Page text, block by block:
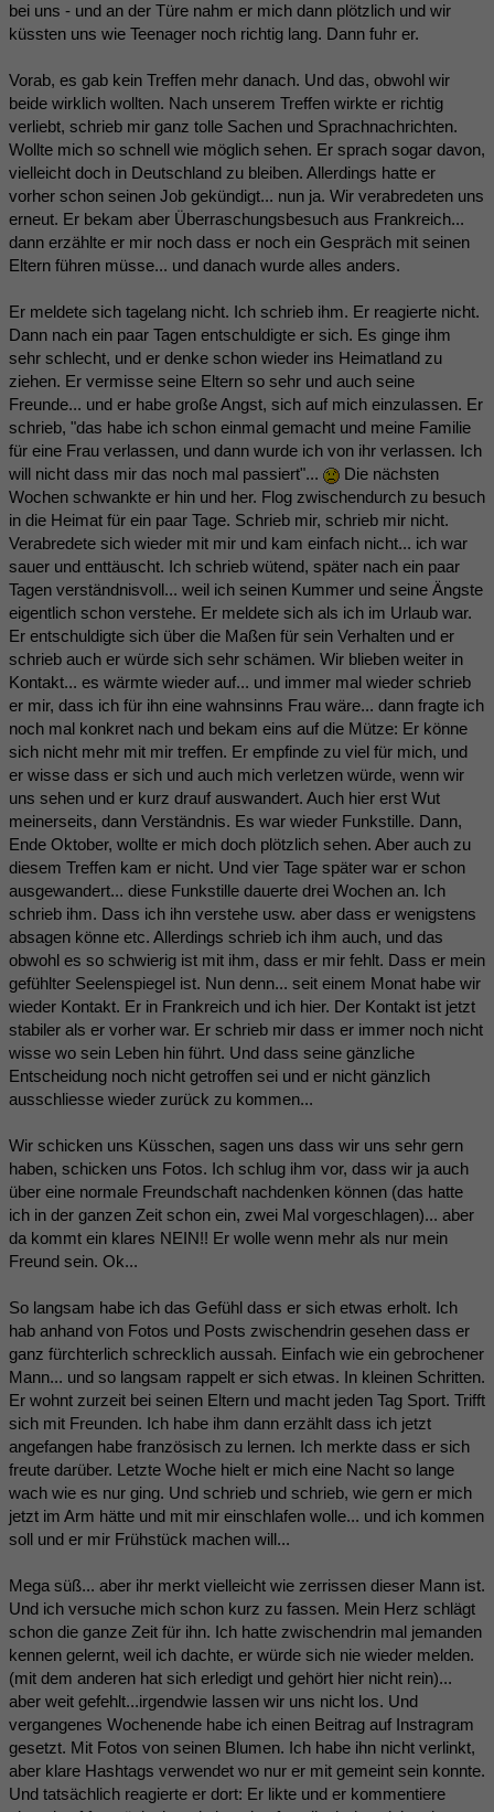
bei uns - und an der Türe nahm er mich dann plötzlich und wir
küssten uns wie Teenager noch richtig lang. Dann fuhr er.
Vorab, es gab kein Treffen mehr danach. Und das, obwohl wir
beide wirklich wollten. Nach unserem Treffen wirkte er richtig
verliebt, schrieb mir ganz tolle Sachen und Sprachnachrichten.
Wollte mich so schnell wie möglich sehen. Er sprach sogar davon,
vielleicht doch in Deutschland zu bleiben. Allerdings hatte er
vorher schon seinen Job gekündigt... nun ja. Wir verabredeten uns
erneut. Er bekam aber Überraschungsbesuch aus Frankreich...
dann erzählte er mir noch dass er noch ein Gespräch mit seinen
Eltern führen müsse... und danach wurde alles anders.
Er meldete sich tagelang nicht. Ich schrieb ihm. Er reagierte nicht.
Dann nach ein paar Tagen entschuldigte er sich. Es ginge ihm
sehr schlecht, und er denke schon wieder ins Heimatland zu
ziehen. Er vermisse seine Eltern so sehr und auch seine
Freunde... und er habe große Angst, sich auf mich einzulassen. Er
schrieb, "das habe ich schon einmal gemacht und meine Familie
für eine Frau verlassen, und dann wurde ich von ihr verlassen. Ich
will nicht dass mir das noch mal passiert"...
Die nächsten
Wochen schwankte er hin und her. Flog zwischendurch zu besuch
in die Heimat für ein paar Tage. Schrieb mir, schrieb mir nicht.
Verabredete sich wieder mit mir und kam einfach nicht... ich war
sauer und enttäuscht. Ich schrieb wütend, später nach ein paar
Tagen verständnisvoll... weil ich seinen Kummer und seine Ängste
eigentlich schon verstehe. Er meldete sich als ich im Urlaub war.
Er entschuldigte sich über die Maßen für sein Verhalten und er
schrieb auch er würde sich sehr schämen. Wir blieben weiter in
Kontakt... es wärmte wieder auf... und immer mal wieder schrieb
er mir, dass ich für ihn eine wahnsinns Frau wäre... dann fragte ich
noch mal konkret nach und bekam eins auf die Mütze: Er könne
sich nicht mehr mit mir treffen. Er empfinde zu viel für mich, und
er wisse dass er sich und auch mich verletzen würde, wenn wir
uns sehen und er kurz drauf auswandert. Auch hier erst Wut
meinerseits, dann Verständnis. Es war wieder Funkstille. Dann,
Ende Oktober, wollte er mich doch plötzlich sehen. Aber auch zu
diesem Treffen kam er nicht. Und vier Tage später war er schon
ausgewandert... diese Funkstille dauerte drei Wochen an. Ich
schrieb ihm. Dass ich ihn verstehe usw. aber dass er wenigstens
absagen könne etc. Allerdings schrieb ich ihm auch, und das
obwohl es so schwierig ist mit ihm, dass er mir fehlt. Dass er mein
gefühlter Seelenspiegel ist. Nun denn... seit einem Monat habe wir
wieder Kontakt. Er in Frankreich und ich hier. Der Kontakt ist jetzt
stabiler als er vorher war. Er schrieb mir dass er immer noch nicht
wisse wo sein Leben hin führt. Und dass seine gänzliche
Entscheidung noch nicht getroffen sei und er nicht gänzlich
ausschliesse wieder zurück zu kommen...
Wir schicken uns Küsschen, sagen uns dass wir uns sehr gern
haben, schicken uns Fotos. Ich schlug ihm vor, dass wir ja auch
über eine normale Freundschaft nachdenken können (das hatte
ich in der ganzen Zeit schon ein, zwei Mal vorgeschlagen)... aber
da kommt ein klares NEIN!! Er wolle wenn mehr als nur mein
Freund sein. Ok...
So langsam habe ich das Gefühl dass er sich etwas erholt. Ich
hab anhand von Fotos und Posts zwischendrin gesehen dass er
ganz fürchterlich schrecklich aussah. Einfach wie ein gebrochener
Mann... und so langsam rappelt er sich etwas. In kleinen Schritten.
Er wohnt zurzeit bei seinen Eltern und macht jeden Tag Sport. Trifft
sich mit Freunden. Ich habe ihm dann erzählt dass ich jetzt
angefangen habe französisch zu lernen. Ich merkte dass er sich
freute darüber. Letzte Woche hielt er mich eine Nacht so lange
wach wie es nur ging. Und schrieb und schrieb, wie gern er mich
jetzt im Arm hätte und mit mir einschlafen wolle... und ich kommen
soll und er mir Frühstück machen will...
Mega süß... aber ihr merkt vielleicht wie zerrissen dieser Mann ist.
Und ich versuche mich schon kurz zu fassen. Mein Herz schlägt
schon die ganze Zeit für ihn. Ich hatte zwischendrin mal jemanden
kennen gelernt, weil ich dachte, er würde sich nie wieder melden.
(mit dem anderen hat sich erledigt und gehört hier nicht rein)...
aber weit gefehlt...irgendwie lassen wir uns nicht los. Und
vergangenes Wochenende habe ich einen Beitrag auf Instragram
gesetzt. Mit Fotos von seinen Blumen. Ich habe ihn nicht verlinkt,
aber klare Hashtags verwendet wo nur er mit gemeint sein konnte.
Und tatsächlich reagierte er dort: Er likte und er kommentiere